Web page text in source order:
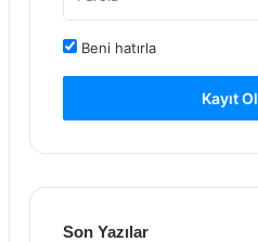
Beni hatırla
Kayıt Ol
Son Yazılar